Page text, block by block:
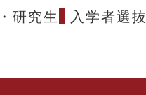
研究生 入学者選抜